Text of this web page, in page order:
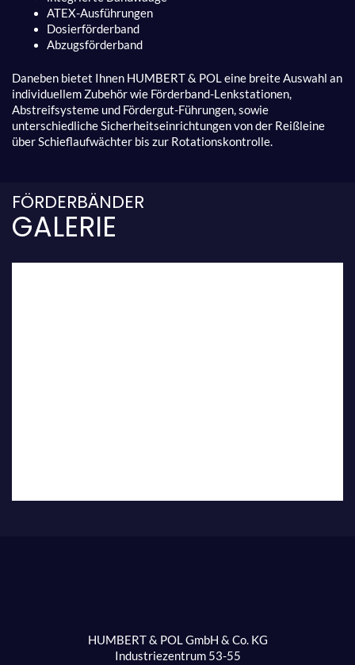
ATEX-Ausführungen
Dosierförderband
Abzugsförderband
Daneben bietet Ihnen HUMBERT & POL eine breite Auswahl an
individuellem Zubehör wie Förderband-Lenkstationen,
Abstreifsysteme und Fördergut-Führungen, sowie
unterschiedliche Sicherheitseinrichtungen von der Reißleine
über Schieflaufwächter bis zur Rotationskontrolle.
FÖRDERBÄNDER
GALERIE
HUMBERT & POL GmbH & Co. KG
Industriezentrum 53-55